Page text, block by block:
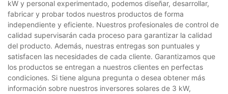
kW y personal experimentado, podemos diseñar, desarrollar,
fabricar y probar todos nuestros productos de forma
independiente y eficiente. Nuestros profesionales de control de
calidad supervisarán cada proceso para garantizar la calidad
del producto. Además, nuestras entregas son puntuales y
satisfacen las necesidades de cada cliente. Garantizamos que
los productos se entregan a nuestros clientes en perfectas
condiciones. Si tiene alguna pregunta o desea obtener más
información sobre nuestros inversores solares de 3 kW,